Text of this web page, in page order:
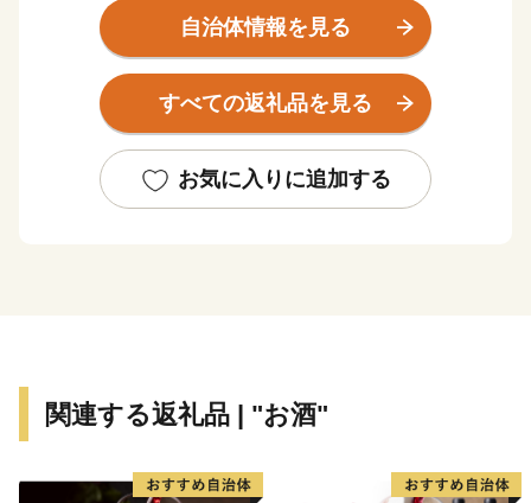
づくりを目指しています。また、本市の夏の風物詩であ
る『福生七夕まつり』は、3日間開催しており毎年大盛
況のお祭りです。他にも昔ながらの佇まいを残す和の景
観、異国情緒漂う洋の風景、豊かな自然を楽しめる町で
自治体情報を見る
すべての返礼品を見る
お気に入りに追加する
関連する返礼品 | "お酒"